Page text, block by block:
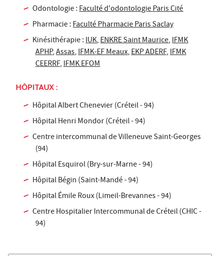
Odontologie :Faculté d'odontologie Paris Cité
Pharmacie :Faculté Pharmacie Paris Saclay
Kinésithérapie :IUK,ENKRE Saint Maurice,IFMK
APHP,Assas,IFMK-EF Meaux,EKP ADERF,IFMK
CEERRF,IFMK EFOM
HÔPITAUX :
Hôpital Albert Chenevier (Créteil - 94)
Hôpital Henri Mondor (Créteil - 94)
Centre intercommunal de Villeneuve Saint-Georges
(94)
Hôpital Esquirol (Bry-sur-Marne - 94)
Hôpital Bégin (Saint-Mandé - 94)
Hôpital Émile Roux (Limeil-Brevannes - 94)
Centre Hospitalier Intercommunal de Créteil (CHIC -
94)